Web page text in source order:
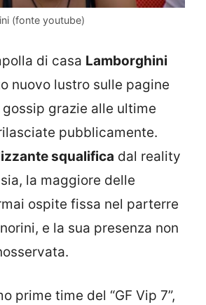
(fonte youtube)
di casa Lamborghini
nuovo lustro sulle pagine
grazie alle ultime
pubblicamente.
squalifica dal reality
la maggiore delle
ospite fissa nel parterre
e la sua presenza non
prime time del “GF Vip 7”,